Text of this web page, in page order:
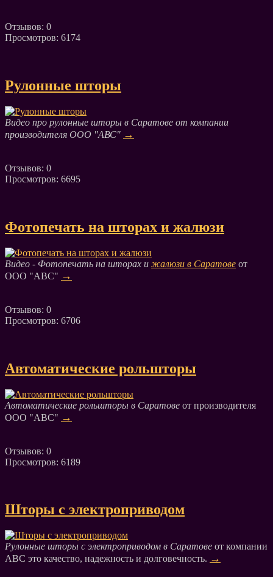
Отзывов: 0
Просмотров: 6174
Рулонные шторы
Видео про рулонные шторы в Саратове от компании
производителя ООО "АВС" →
Отзывов: 0
Просмотров: 6695
Фотопечать на шторах и жалюзи
Видео - Фотопечать на шторах и жалюзи в Саратове от
ООО "АВС" →
Отзывов: 0
Просмотров: 6706
Автоматические рольшторы
Автоматические рольшторы в Саратове от производителя
ООО "АВС" →
Отзывов: 0
Просмотров: 6189
Шторы с электроприводом
Рулонные шторы с электроприводом в Саратове от компании
АВС это качество, надежность и долговечность. →